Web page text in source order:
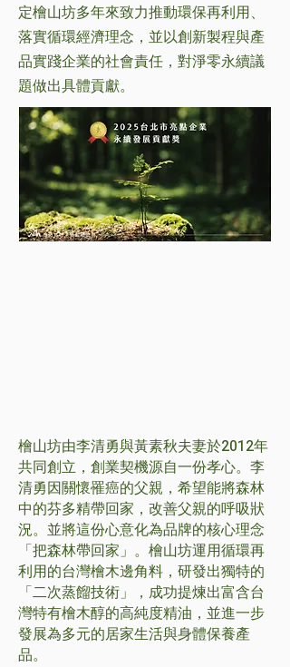
定檜山坊多年來致力推動環保再利用、
落實循環經濟理念，並以創新製程與產
品實踐企業的社會責任，對淨零永續議
題做出具體貢獻。
檜山坊由李清勇與黃素秋夫妻於2012年
共同創立，創業契機源自一份孝心。李
清勇因關懷罹癌的父親，希望能將森林
中的芬多精帶回家，改善父親的呼吸狀
況。並將這份心意化為品牌的核心理念
「把森林帶回家」。檜山坊運用循環再
利用的台灣檜木邊角料，研發出獨特的
「二次蒸餾技術」，成功提煉出富含台
灣特有檜木醇的高純度精油，並進一步
發展為多元的居家生活與身體保養產
品。